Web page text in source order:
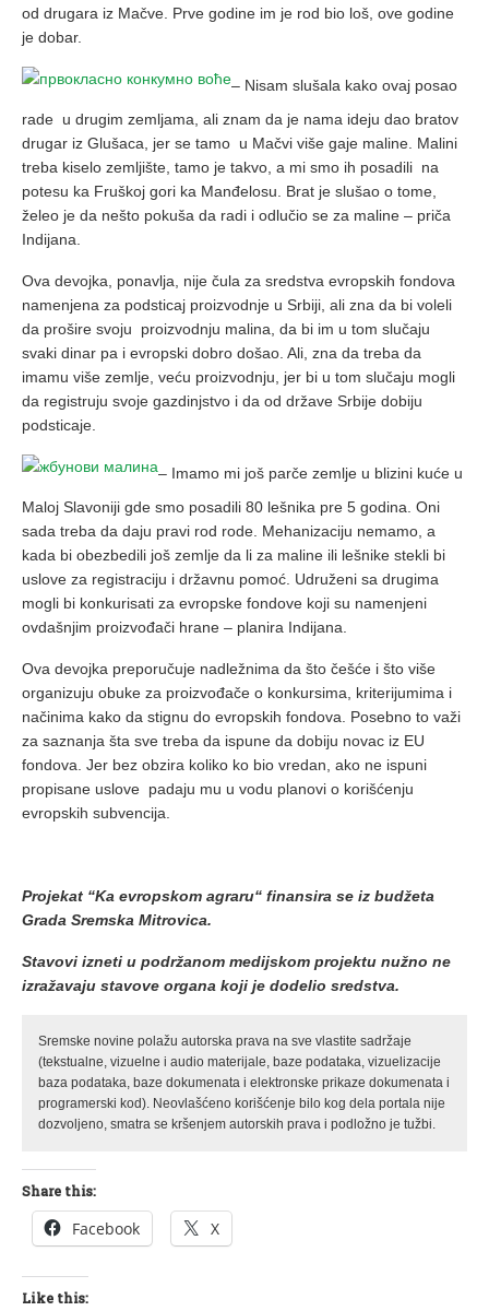
od drugara iz Mačve. Prve godine im je rod bio loš, ove godine
je dobar.
– Nisam slušala kako ovaj posao
rade u drugim zemljama, ali znam da je nama ideju dao bratov
drugar iz Glušaca, jer se tamo u Mačvi više gaje maline. Malini
treba kiselo zemljište, tamo je takvo, a mi smo ih posadili na
potesu ka Fruškoj gori ka Manđelosu. Brat je slušao o tome,
želeo je da nešto pokuša da radi i odlučio se za maline – priča
Indijana.
Ova devojka, ponavlja, nije čula za sredstva evropskih fondova
namenjena za podsticaj proizvodnje u Srbiji, ali zna da bi voleli
da prošire svoju proizvodnju malina, da bi im u tom slučaju
svaki dinar pa i evropski dobro došao. Ali, zna da treba da
imamu više zemlje, veću proizvodnju, jer bi u tom slučaju mogli
da registruju svoje gazdinjstvo i da od države Srbije dobiju
podsticaje.
– Imamo mi još parče zemlje u blizini kuće u
Maloj Slavoniji gde smo posadili 80 lešnika pre 5 godina. Oni
sada treba da daju pravi rod rode. Mehanizaciju nemamo, a
kada bi obezbedili još zemlje da li za maline ili lešnike stekli bi
uslove za registraciju i državnu pomoć. Udruženi sa drugima
mogli bi konkurisati za evropske fondove koji su namenjeni
ovdašnjim proizvođači hrane – planira Indijana.
Ova devojka preporučuje nadležnima da što češće i što više
organizuju obuke za proizvođače o konkursima, kriterijumima i
načinima kako da stignu do evropskih fondova. Posebno to važi
za saznanja šta sve treba da ispune da dobiju novac iz EU
fondova. Jer bez obzira koliko ko bio vredan, ako ne ispuni
propisane uslove padaju mu u vodu planovi o korišćenju
evropskih subvencija.
Projekat “Ka evropskom agraru“ finansira se iz budžeta
Grada Sremska Mitrovica.
Stavovi izneti u podržanom medijskom projektu nužno ne
izražavaju stavove organa koji je dodelio sredstva.
Sremske novine polažu autorska prava na sve vlastite sadržaje
(tekstualne, vizuelne i audio materijale, baze podataka, vizuelizacije
baza podataka, baze dokumenata i elektronske prikaze dokumenata i
programerski kod). Neovlašćeno korišćenje bilo kog dela portala nije
dozvoljeno, smatra se kršenjem autorskih prava i podložno je tužbi.
Share this:
Facebook X
Like this: